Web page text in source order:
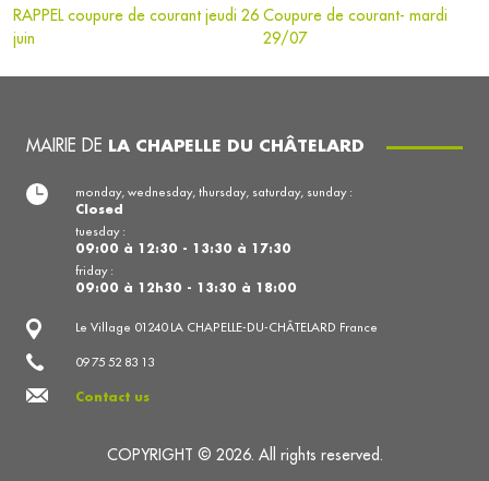
RAPPEL coupure de courant jeudi 26
juin
Coupure de courant- mardi
29/07
MAIRIE DE LA CHAPELLE DU CHÂTELARD
Le Village 01240 LA CHAPELLE-DU-CHÂTELARD France
09 75 52 83 13
Contact us
monday, wednesday, thursday, saturday, sunday :
Closed
tuesday :
09:00 à 12:30 - 13:30 à 17:30
friday :
09:00 à 12h30 - 13:30 à 18:00
COPYRIGHT © 2026. All rights reserved.